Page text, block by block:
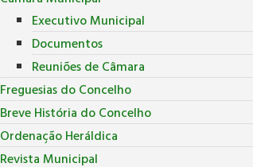
Executivo Municipal
Documentos
Reuniões de Câmara
Freguesias do Concelho
Breve História do Concelho
Ordenação Heráldica
Revista Municipal